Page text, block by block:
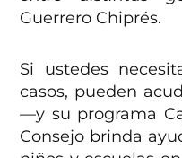
Guerrero Chiprés.
Si ustedes
casos, pueden
—y su programa
Consejo brinda